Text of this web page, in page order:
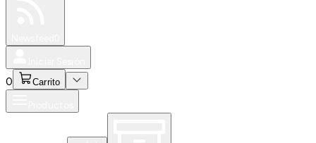
0 Carrito